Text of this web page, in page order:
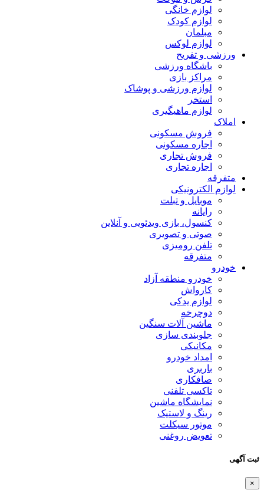
لوازم خانگی
لوازم کودک
مبلمان
لوازم لوکس
ورزشی و تفریح
باشگاه ورزشی
مراکز بازی
لوازم ورزشی و پوشاک
استخر
لوازم ماهیگیری
املاک
فروش مسکونی
اجاره مسکونی
فروش تجاری
اجاره تجاری
متفرقه
لوازم الکترونیکی
موبایل و تبلت
رایانه
کنسول، بازی‌ ویدئویی و آنلاین
صوتی و تصویری
تلفن رومیزی
متفرقه
خودرو
خودرو منطقه آزاد
کارواش
لوازم یدکی
دوچرخه
ماشین آلات سنگین
جلوبندی سازی
مکانیکی
امداد خودرو
باربری
صافکاری
تاکسی تلفنی
نمایشگاه ماشین
رینگ و لاستیک
موتور سیکلت
تعویض روغنی
ثبت آگهی
×